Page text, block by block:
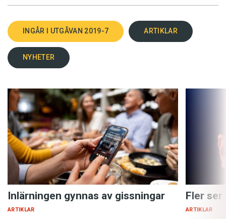
INGÅR I UTGÅVAN 2019-7 ARTIKLAR
NYHETER
Inlärningen gynnas av gissningar
ARTIKLAR
Fler
ARTIKLAR